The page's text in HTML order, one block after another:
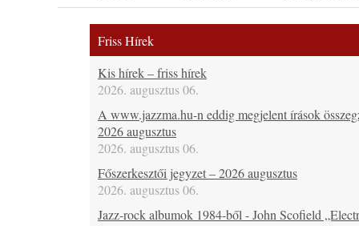
Friss Hírek
Kis hírek – friss hírek
2026. augusztus 06.
A www.jazzma.hu-n eddig megjelent írások
2026 augusztus
2026. augusztus 06.
Főszerkesztői jegyzet – 2026 augusztus
2026. augusztus 06.
Jazz-rock albumok 1984-ből - John Scofield